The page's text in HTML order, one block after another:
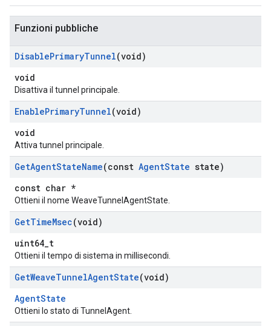
Funzioni pubbliche
DisablePrimaryTunnel(void)
void
Disattiva il tunnel principale.
EnablePrimaryTunnel(void)
void
Attiva tunnel principale.
GetAgentStateName(const AgentState state)
const char *
Ottieni il nome WeaveTunnelAgentState.
GetTimeMsec(void)
uint64_t
Ottieni il tempo di sistema in millisecondi.
GetWeaveTunnelAgentState(void)
AgentState
Ottieni lo stato di TunnelAgent.